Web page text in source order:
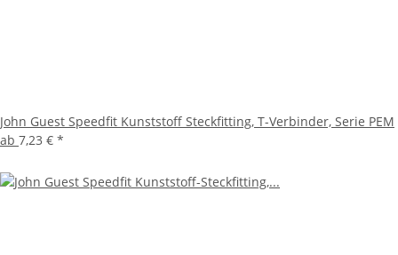
John Guest Speedfit Kunststoff Steckfitting, T-Verbinder, Serie PEM
ab 7,23 € *